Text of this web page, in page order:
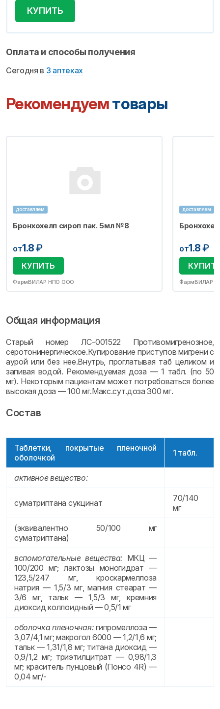
КУПИТЬ
Оплата и способы получения
Сегодня в 3 аптеках
Рекомендуемтовары
доставляем
Бронхохелп сироп пак. 5мл №8
от1.8₽
КУПИТЬ
ФармВИЛАР НПО ООО
доставляем
от1.8₽
ФармВИЛАР
Общая информация
Старый номер ЛС-001522 Противомигренозное,
серотонинергическое.Купирование приступов мигрени с
аурой или без нее.Внутрь, проглатывая таб целиком и
запивая водой. Рекомендуемая доза — 1 табл. (по 50
мг). Некоторым пациентам может потребоваться более
высокая доза — 100 мг.Макс.сут.доза 300 мг.
Состав
Таблетки, покрытые пленочной
оболочкой
1 табл.
активное вещество:
суматриптана сукцинат
70/140
мг
(эквивалентно 50/100 мг
суматриптана)
вспомогательные вещества: МКЦ —
100/200 мг; лактозы моногидрат —
123,5/247 мг, кроскармеллоза
натрия — 1,5/3 мг, магния стеарат —
3/6 мг, тальк — 1,5/3 мг, кремния
диоксид коллоидный — 0,5/1 мг
оболочка пленочная: гипромеллоза —
3,07/4,1 мг; макрогол 6000 — 1,2/1,6 мг;
тальк — 1,31/1,8 мг; титана диоксид —
0,9/1,2 мг; триэтилцитрат — 0,98/1,3
мг; краситель пунцовый (Понсо 4R) —
0,04 мг/-